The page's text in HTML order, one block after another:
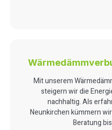
Mit unserem
steigern wir die
nachhaltig. Als
Neunkirchen kümmern
Beratung